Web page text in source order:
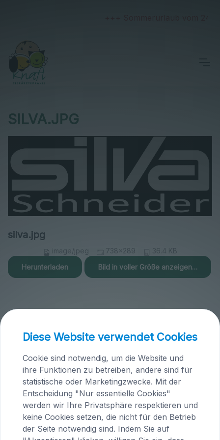
SILVA.JPG
silva.jpg
image/jpeg 738x289
36.4 KB
Herunterladen
Bild in voller Größe anzeigen…
Praxis Maria Saal (Kärnten)
Brandlhof
Höfern 1
A-9063 Maria Saal
Österreich
Tel.04223 / 200 23
Diese Website verwendet Cookies
Cookie sind notwendig, um die Website und
ihre Funktionen zu betreiben, andere sind für
statistische oder Marketingzwecke. Mit der
Entscheidung "Nur essentielle Cookies"
werden wir Ihre Privatsphäre respektieren und
keine Cookies setzen, die nicht für den Betrieb
der Seite notwendig sind. Indem Sie auf